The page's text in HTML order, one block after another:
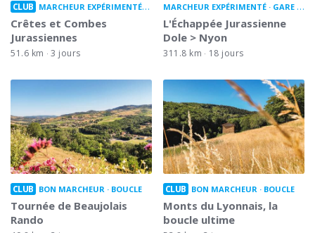
CLUB MARCHEUR EXPÉRIMENTÉ BOUCLE
Crêtes et Combes
Jurassiennes
51.6 km 3 jours
MARCHEUR EXPÉRIMENTÉ GARE À GARE
L'Échappée Jurassienne
Dole > Nyon
311.8 km 18 jours
CLUB BON MARCHEUR BOUCLE
Tournée de Beaujolais
Rando
CLUB BON MARCHEUR BOUCLE
Monts du Lyonnais, la
boucle ultime